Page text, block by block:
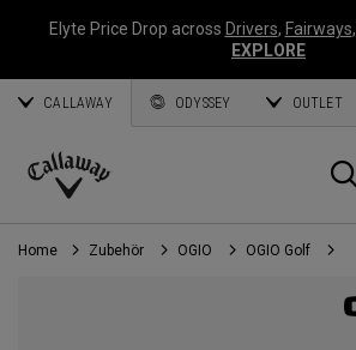
Elyte Price Drop across Drivers, Fairways,
EXPLORE
CALLAWAY ODYSSEY OUTLET
Callaway
Golf
Home Zubehör OGIO OGIO Golf